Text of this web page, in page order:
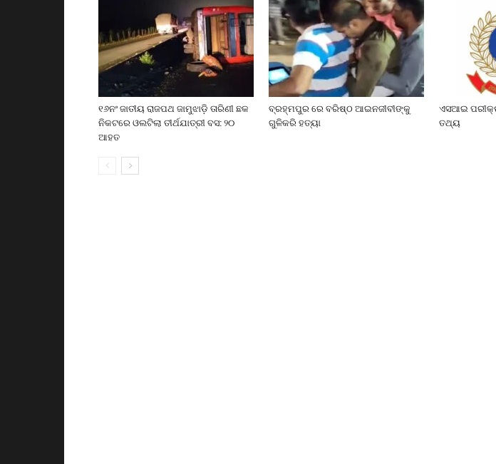
୧୬ନଂ ଜାତୀୟ ରାଜପଥ ଜାମୁଝାଡ଼ି ତାରିଣୀ ଛକ
ନିକଟରେ ଓଲଟିଲା ତୀର୍ଥଯାତ୍ରୀ ବସ: ୨୦
ଆହତ
ବ୍ରହ୍ମପୁର ରେ ବରିଷ୍ଠ ଆଇନଜୀବୀଙ୍କୁ
ଗୁଳିକରି ହତ୍ୟା
ଏସଆଇ
ତଥ୍ୟ